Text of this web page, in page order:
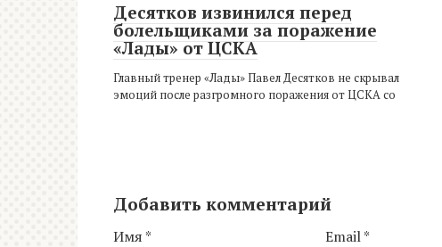
Десятков извинился перед
болельщиками за поражение
«Лады» от ЦСКА
Главный тренер «Лады» Павел Десятков не скрывал
эмоций после разгромного поражения от ЦСКА со
Добавить комментарий
Имя * Email*